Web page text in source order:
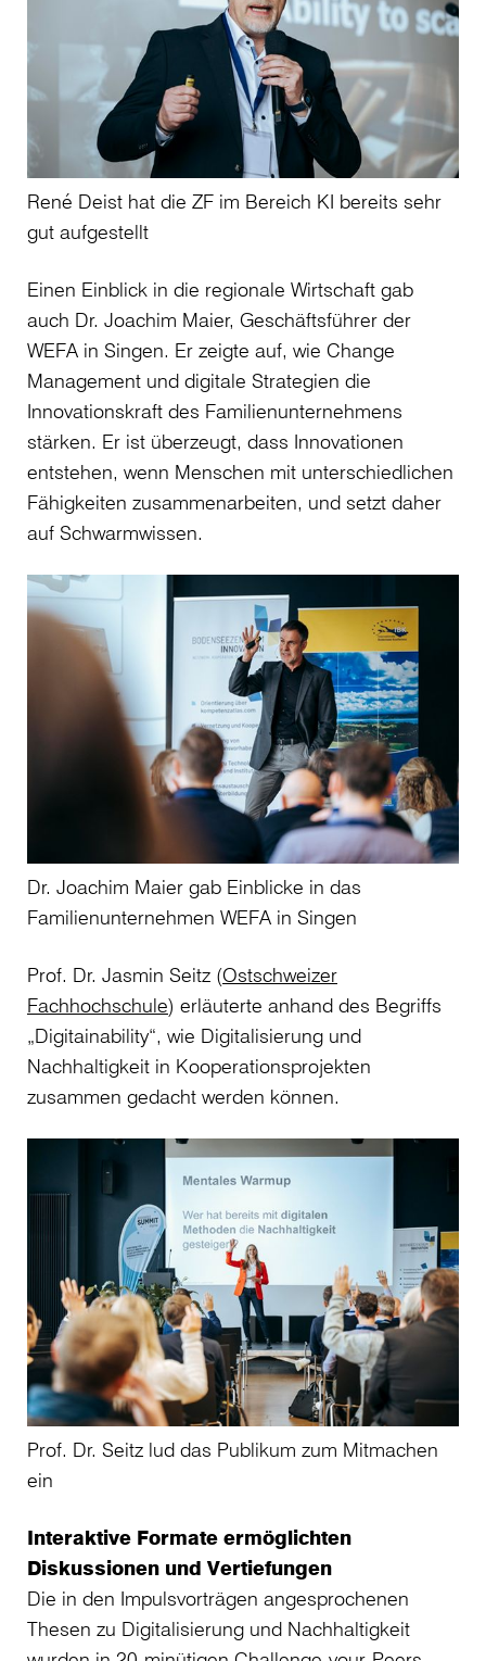
René Deist hat die ZF im Bereich KI bereits sehr
gut aufgestellt
Einen Einblick in die regionale Wirtschaft gab
auch Dr. Joachim Maier, Geschäftsführer der
WEFA in Singen. Er zeigte auf, wie Change
Management und digitale Strategien die
Innovationskraft des Familienunternehmens
stärken. Er ist überzeugt, dass Innovationen
entstehen, wenn Menschen mit unterschiedlichen
Fähigkeiten zusammenarbeiten, und setzt daher
auf Schwarmwissen.
Dr. Joachim Maier gab Einblicke in das
Familienunternehmen WEFA in Singen
Prof. Dr. Jasmin Seitz (Ostschweizer
Fachhochschule) erläuterte anhand des Begriffs
„Digitainability“, wie Digitalisierung und
Nachhaltigkeit in Kooperationsprojekten
zusammen gedacht werden können.
Prof. Dr. Seitz lud das Publikum zum Mitmachen
ein
Interaktive Formate ermöglichten
Diskussionen und Vertiefungen
Die in den Impulsvorträgen angesprochenen
Thesen zu Digitalisierung und Nachhaltigkeit